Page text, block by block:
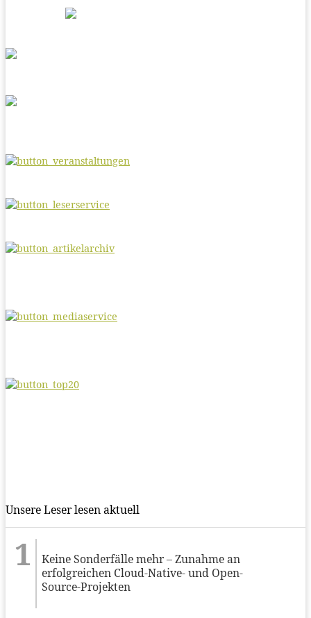
Unsere Leser lesen aktuell
Keine Sonderfälle mehr – Zunahme an
erfolgreichen Cloud-Native- und Open-
Source-Projekten